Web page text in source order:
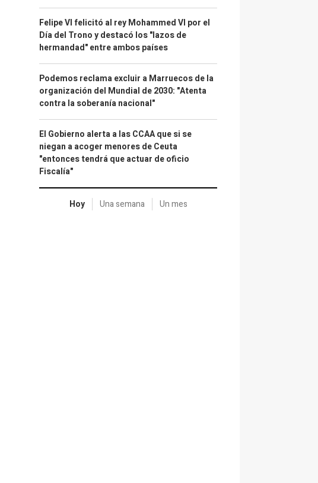
Felipe VI felicitó al rey Mohammed VI por el
Día del Trono y destacó los "lazos de
hermandad" entre ambos países
Podemos reclama excluir a Marruecos de la
organización del Mundial de 2030: "Atenta
contra la soberanía nacional"
El Gobierno alerta a las CCAA que si se
niegan a acoger menores de Ceuta
"entonces tendrá que actuar de oficio
Fiscalía"
Hoy Una semana Un mes